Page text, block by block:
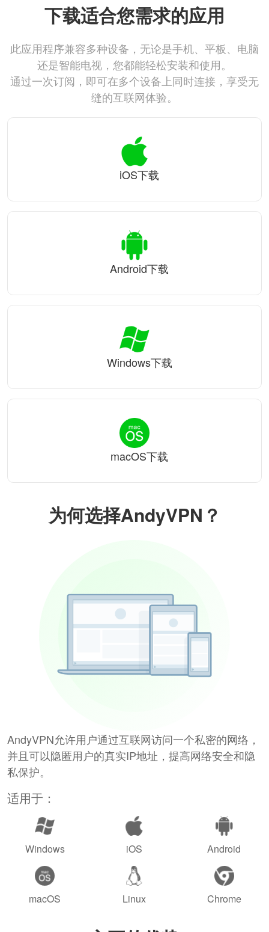
为何选择AndyVPN？
AndyVPN允许用户通过互联网访问一个私密的网络，
并且可以隐匿用户的真实IP地址，提高网络安全和隐
私保护。
适用于：
Windows iOS Android
macOS Linux Chrome
下载适合您需求的应用
此应用程序兼容多种设备，无论是手机、平板、电脑
还是智能电视，您都能轻松安装和使用。
通过一次订阅，即可在多个设备上同时连接，享受无
缝的互联网体验。
iOS下载
Android下载
Windows下载
macOS下载